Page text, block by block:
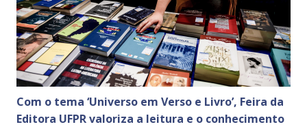
Com o tema ‘Universo em Verso e Livro’, Feira da
Editora UFPR valoriza a leitura e o conhecimento